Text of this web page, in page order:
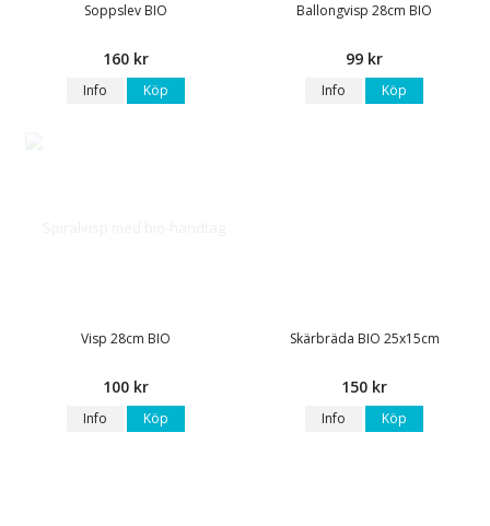
Soppslev BIO
160 kr
Info Köp
Ballongvisp 28cm BIO
99 kr
Info Köp
Visp 28cm BIO
100 kr
Info Köp
Skärbräda BIO 25x15cm
150 kr
Info Köp